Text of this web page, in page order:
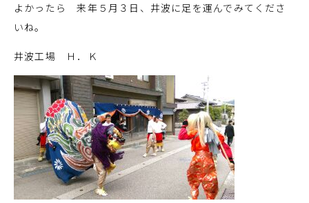
よかったら 来年５月３日、井波に足を運んでみてくださ
いね。
井波工場 Ｈ．Ｋ